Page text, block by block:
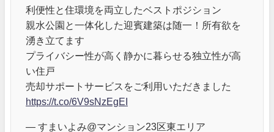
利便性と住環境を両立したベストポジション
親水公園と一体化した迎賓建築は随一！所有欲を
湧き立てます
プライバシー性が高く静かに暮らせる独立性が高
い住戸
売却サポートサービスをご利用いただきました
https://t.co/6V9sNzEgEI
— すまいよみ@マンション23区東エリア